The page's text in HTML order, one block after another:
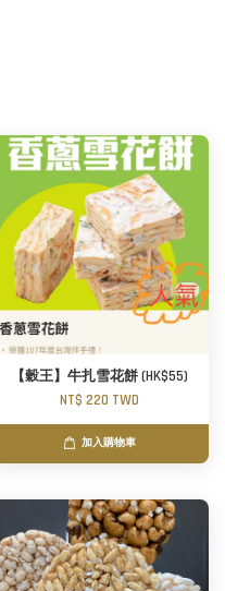
【穀王】牛扎雪花餅 (HK$55)
NT$ 220 TWD
加入購物車